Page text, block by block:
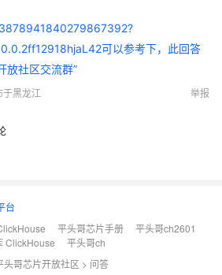
可以参考下，此回答
放社区交流群”
于黑龙江 举报
台
平头哥芯片手册
平头哥ch2601
ClickHouse
平头哥ch
头哥芯片开放社区 > 问答